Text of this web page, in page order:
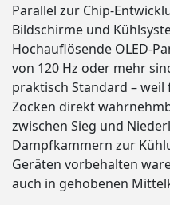
Parallel zur Chip-
Bildschirme und
Hochauflösende OLED-
von 120 Hz oder mehr
praktisch Standard –
Zocken direkt
zwischen Sieg und
Dampfkammern zur
Geräten vorbehalten
auch in gehobenen